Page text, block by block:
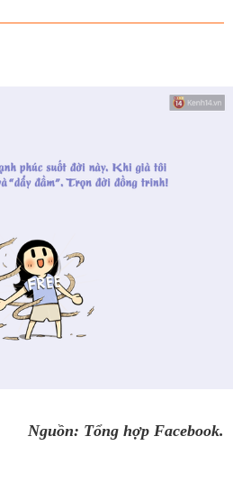
Nguồn: Tổng hợp Facebook.